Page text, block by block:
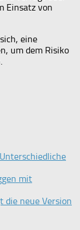
Einsatz von
eine
um dem Risiko
mit
die neue Version